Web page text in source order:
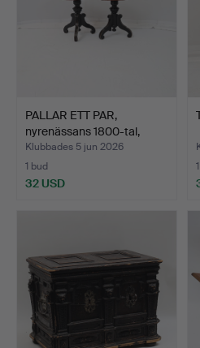
PALLAR ETT PAR,
nyrenässans 1800-tal,
svar…
Klubbades 5 jun 2026
1 bud
32 USD